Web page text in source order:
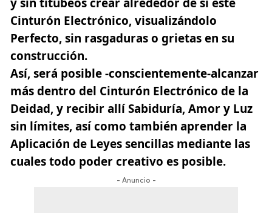
Cinturón Electrónico, visualizándolo
Perfecto, sin rasgaduras o grietas en su
construcción.
Así, será posible -conscientemente-alcanzar
más dentro del Cinturón Electrónico de la
Deidad, y recibir allí Sabiduría, Amor y Luz
sin límites, así como también aprender la
Aplicación de Leyes sencillas mediante las
cuales todo poder creativo es posible.
- Anuncio -